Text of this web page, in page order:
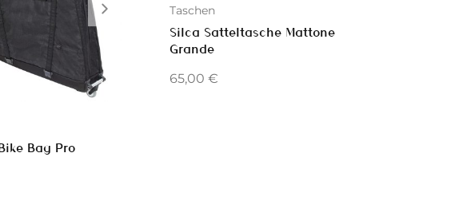
Bag Pro
Taschen
Silca Satteltasche Mattone
Grande
65,00 €